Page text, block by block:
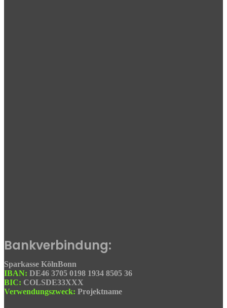
Bankverbindung:
Sparkasse KölnBonn
IBAN: DE46 3705 0198 1934 8505 36
BIC: COLSDE33XXX
Verwendungszweck: Projektname